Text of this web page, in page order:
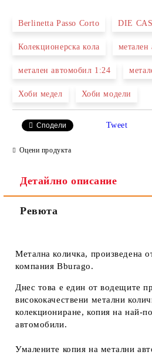
Berlinetta Passo Corto DIE
Колекционерска кола метален
метален автомобил 1:24
Хоби медел Хоби модели
Сподели Tweet
Оцени продукта
Детайлно описание
Ревюта
Метална количка, произведена
компания Bburago.
Днес това е един от водещите
висококачествени метални
колекциониране, копия на най-
автомобили.
Умалените копия на метални